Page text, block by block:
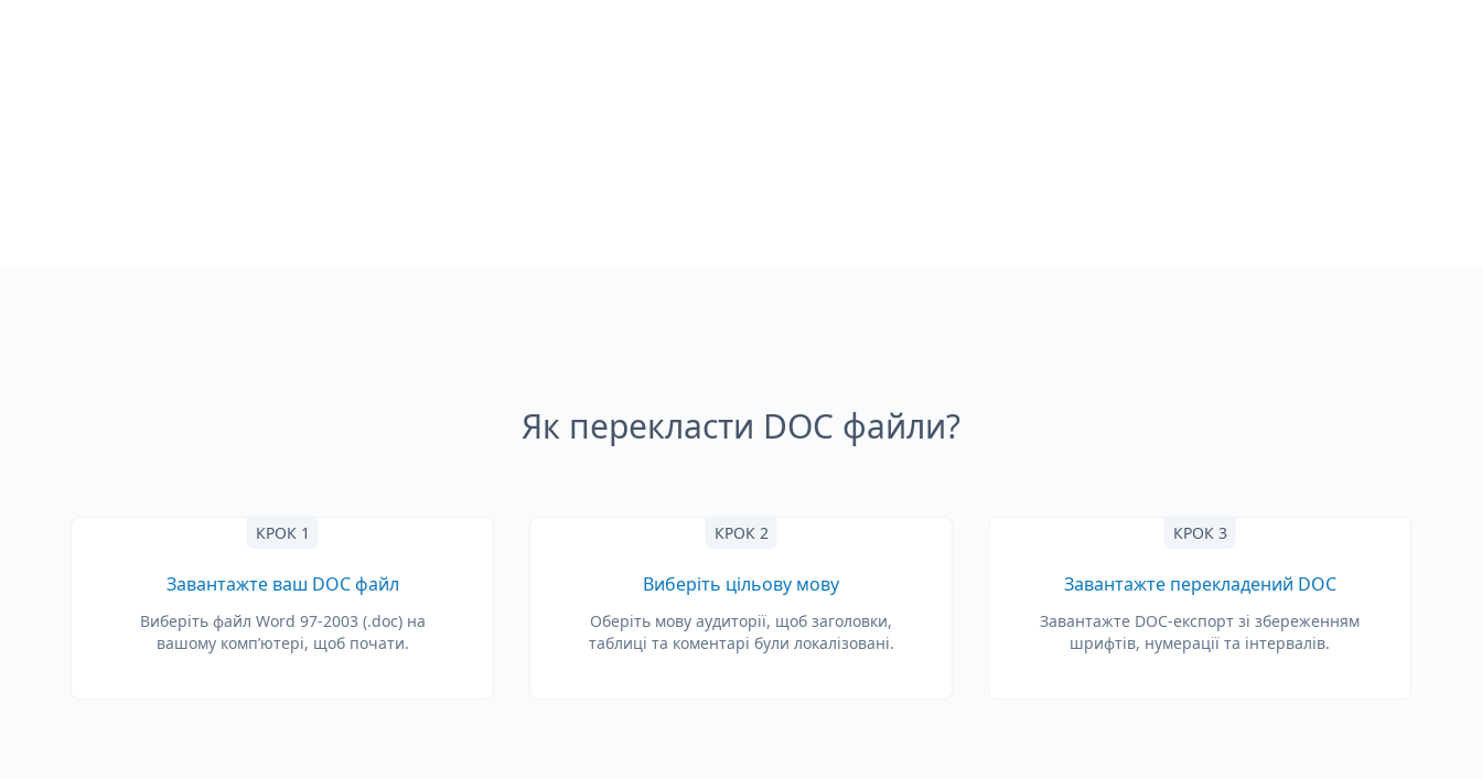
Як перекласти DOC файли?
КРОК 1
Завантажте ваш DOC файл
Виберіть файл Word 97-2003 (.doc) на
вашому комп’ютері, щоб почати.
КРОК 2
Виберіть цільову мову
Оберіть мову аудиторії, щоб заголовки,
таблиці та коментарі були локалізовані.
КРОК 3
Завантажте перекладений DOC
Завантажте DOC-експорт зі збереженням
шрифтів, нумерації та інтервалів.